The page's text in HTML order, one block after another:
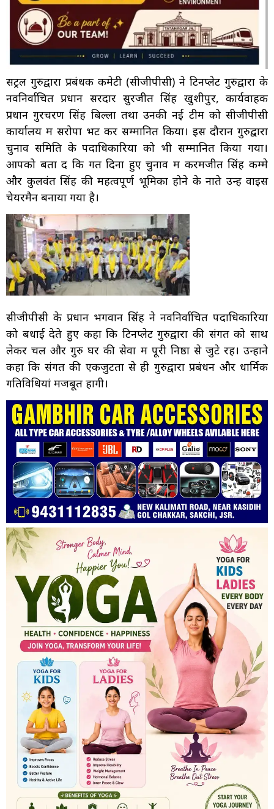
सेंट्रल गुरुद्वारा प्रबंधक कमेटी (सीजीपीसी) ने टिनप्लेट गुरुद्वारा के
नवनिर्वाचित प्रधान सरदार सुरजीत सिंह खुशीपुर, कार्यवाहक
प्रधान गुरचरण सिंह बिल्ला तथा उनकी नई टीम को सीजीपीसी
कार्यालय में सरोपा भेंट कर सम्मानित किया। इस दौरान गुरुद्वारा
चुनाव समिति के पदाधिकारियों को भी सम्मानित किया गया।
आपको बता दें कि गत दिनों हुए चुनाव में करमजीत सिंह कम्मे
और कुलवंत सिंह की महत्वपूर्ण भूमिका होने के नाते उन्हें वाइस
चेयरमैन बनाया गया है।
सीजीपीसी के प्रधान भगवान सिंह ने नवनिर्वाचित पदाधिकारियों
को बधाई देते हुए कहा कि टिनप्लेट गुरुद्वारा की संगत को साथ
लेकर चलें और गुरु घर की सेवा में पूरी निष्ठा से जुटे रहें। उन्होंने
कहा कि संगत की एकजुटता से ही गुरुद्वारा प्रबंधन और धार्मिक
गतिविधियां मजबूत होंगी।